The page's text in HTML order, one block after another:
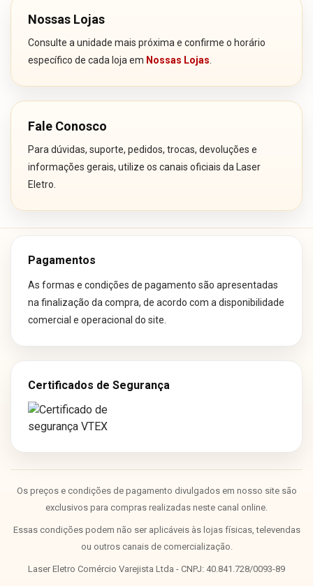
Nossas Lojas
Consulte a unidade mais próxima e confirme o horário
específico de cada loja em Nossas Lojas
Fale Conosco
Para dúvidas, suporte, pedidos, trocas, devoluções e
informações gerais, utilize os canais oficiais da Laser
Eletro.
Pagamentos
As formas e condições de pagamento são apresentadas
na finalização da compra, de acordo com a disponibilidade
comercial e operacional do site.
Certificados de Segurança
Os preços e condições de pagamento divulgados em nosso site são
exclusivos para compras realizadas neste canal online.
Essas condições podem não ser aplicáveis às lojas físicas, televendas
ou outros canais de comercialização.
Laser Eletro Comércio Varejista Ltda - CNPJ: 40.841.728/0093-89